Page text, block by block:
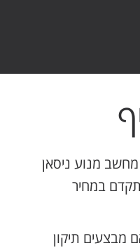
מנוע ניסאן
במחיר
מבצעים תיקון